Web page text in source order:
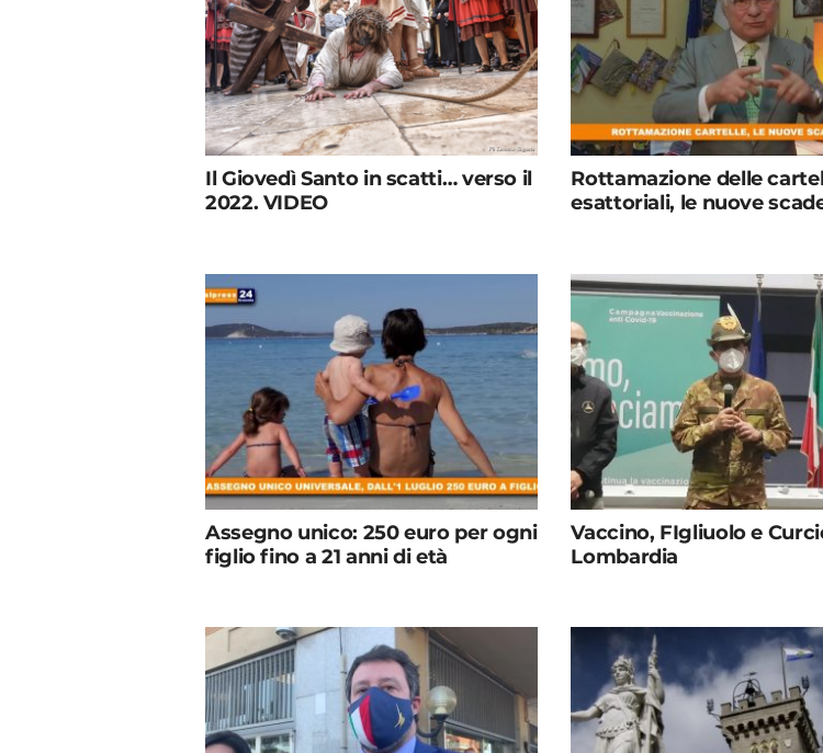
Il Giovedì Santo in scatti… verso il
2022. VIDEO
Rottamazione delle
esattoriali, le nuove
Assegno unico: 250 euro per ogni
figlio fino a 21 anni di età
Vaccino, FIgliuolo e
Lombardia